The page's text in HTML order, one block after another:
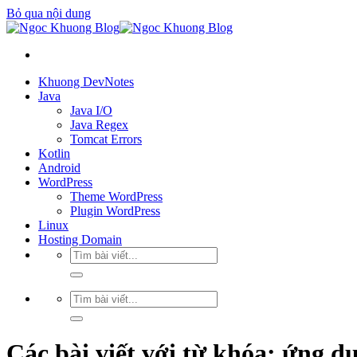
Bỏ qua nội dung
Khuong DevNotes
Java
Java I/O
Java Regex
Tomcat Errors
Kotlin
Android
WordPress
Theme WordPress
Plugin WordPress
Linux
Hosting Domain